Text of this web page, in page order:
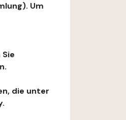
Um
die unter